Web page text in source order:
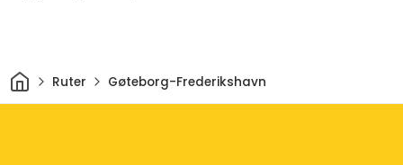
HjemRuter Gøteborg-Frederikshavn